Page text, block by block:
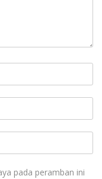
pada peramban ini